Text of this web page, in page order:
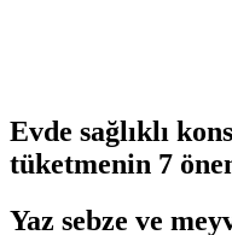
Evde sağlıklı
tüketmenin 7
Yaz sebze ve